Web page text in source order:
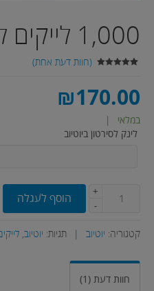
1,000 לייקים ליוטיוב
מבוסס על
דירוגים של
לקוחות
(חוות דעת אחת)
₪170.00
במלאי
לינק לסירטון ביוטיוב
+
-
הוסף לעגלה
קטגוריה: יוטיוב תגיות: יוטיוב,
חוות דעת (1)